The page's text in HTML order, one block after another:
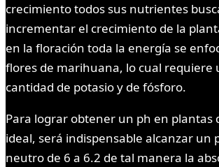
crecimiento todos sus nutrientes
incrementar el crecimiento de la
en la floración toda la energía se
flores de marihuana, lo cual requiere
cantidad de potasio y de fósforo.
Para lograr obtener un ph en plantas
ideal, será indispensable alcanzar un
neutro de 6 a 6.2 de tal manera la